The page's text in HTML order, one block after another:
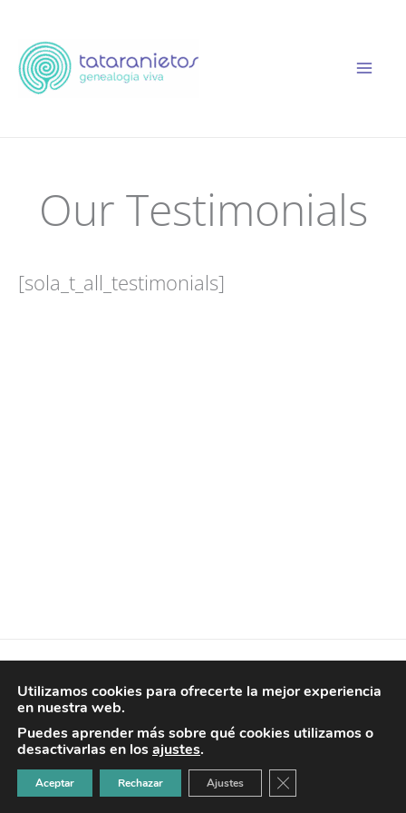
contenido
Our Testimonials
[sola_t_all_testimonials]
POLÍTICA DE PRIVACIDAD
POLÍTICA DE COOKIES
CONDICIONES DE VENTA
CONTACTO
Utilizamos cookies para ofrecerte la mejor experiencia
en nuestra web.
Puedes aprender más sobre qué cookies utilizamos o
desactivarlas en losajustes.
Aceptar Rechazar Ajustes CERRAR EL